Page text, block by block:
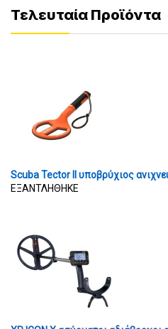
Τελευταία Προϊόντα
Scuba Tector II υποβρύχιος
ΕΞΑΝΤΛΗΘΗΚΕ